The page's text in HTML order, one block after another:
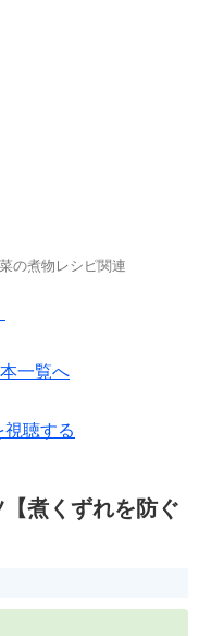
の煮物レシピ関連
一覧へ
聴する
煮くずれを防ぐ